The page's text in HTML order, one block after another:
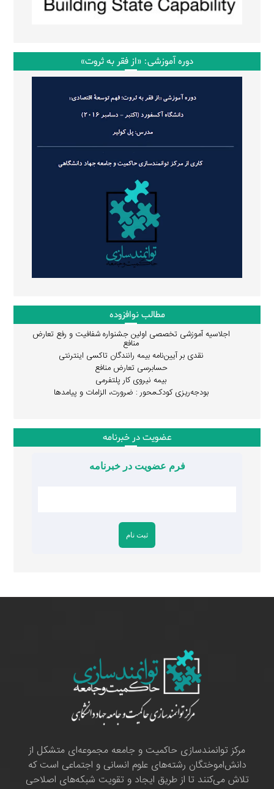
دوره آموزشی: «از فقر به ثروت»
مطالب نوافزوده
اجلاسیه آموزشی تخصصی اولین جشنواره شفافیت و رفع تعارض
منافع
نقدی بر آیین‌نامه بیمه رانندگان تاکسی اینترنتی
حسابرسی تعارض منافع
بیمه نیروی کار پلتفرمی
بودجه‌ریزی کودک‌محور : ضرورت، الزامات و پیامدها
عضویت در خبرنامه
فرم عضویت در خبرنامه
مرکز توانمندسازی حاکمیت و جامعه مجموعه‌ای متشکل از
دانش‌اموختگان رشته‌های علوم انسانی و اجتماعی است که
تلاش می‌کنند تا از طریق ایجاد و تقویت شبکه‌های اصلاحی